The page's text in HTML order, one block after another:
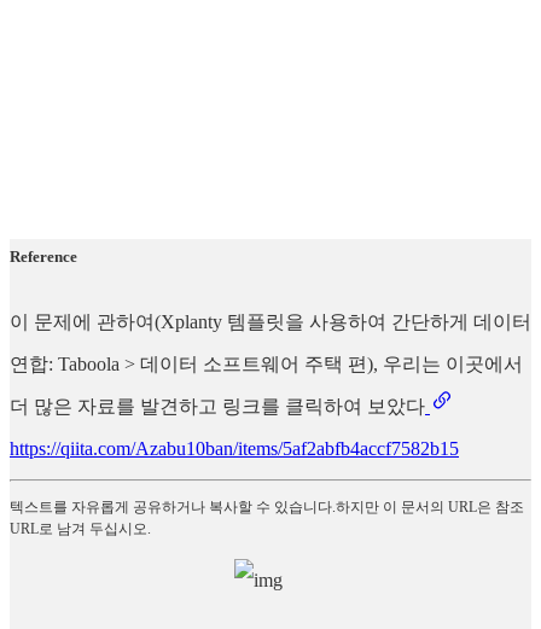
Reference
이 문제에 관하여(Xplanty 템플릿을 사용하여 간단하게 데이터
연합: Taboola > 데이터 소프트웨어 주택 편), 우리는 이곳에서
더 많은 자료를 발견하고 링크를 클릭하여 보았다
https://qiita.com/Azabu10ban/items/5af2abfb4accf7582b15
텍스트를 자유롭게 공유하거나 복사할 수 있습니다.하지만 이 문서의 URL은 참조
URL로 남겨 두십시오.